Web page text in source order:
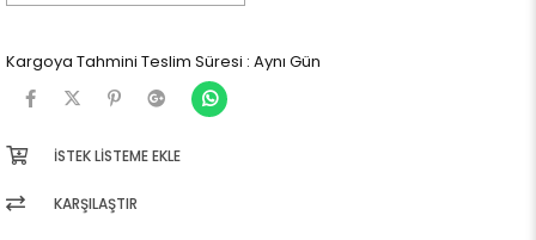
Kargoya Tahmini Teslim Süresi : Aynı Gün
İSTEK LISTEME EKLE
KARŞILAŞTIR